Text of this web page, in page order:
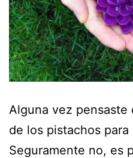
Alguna vez pensaste
de los pistachos para
Seguramente no, es